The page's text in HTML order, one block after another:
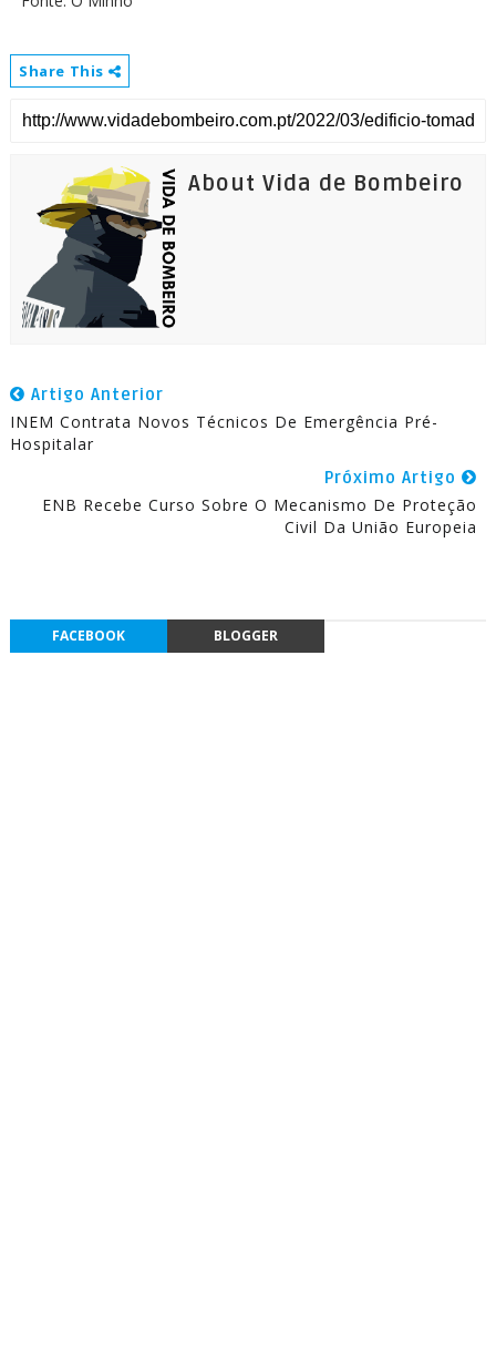
Share This
About Vida de Bombeiro
Artigo Anterior
INEM Contrata Novos Técnicos De Emergência Pré-
Hospitalar
Próximo Artigo
ENB Recebe Curso Sobre O Mecanismo De Proteção
Civil Da União Europeia
FACEBOOK BLOGGER